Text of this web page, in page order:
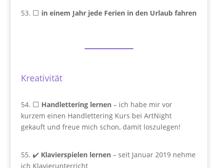
53. ⬜ in einem Jahr jede Ferien in den Urlaub fahren
Kreativität
54. ⬜ Handlettering lernen– ich habe mir vor
kurzem einen Handlettering Kurs bei ArtNight
gekauft und freue mich schon, damit loszulegen!
55. ✔️ Klavierspielen lernen– seit Januar 2019 nehme
ich Klavierunterricht